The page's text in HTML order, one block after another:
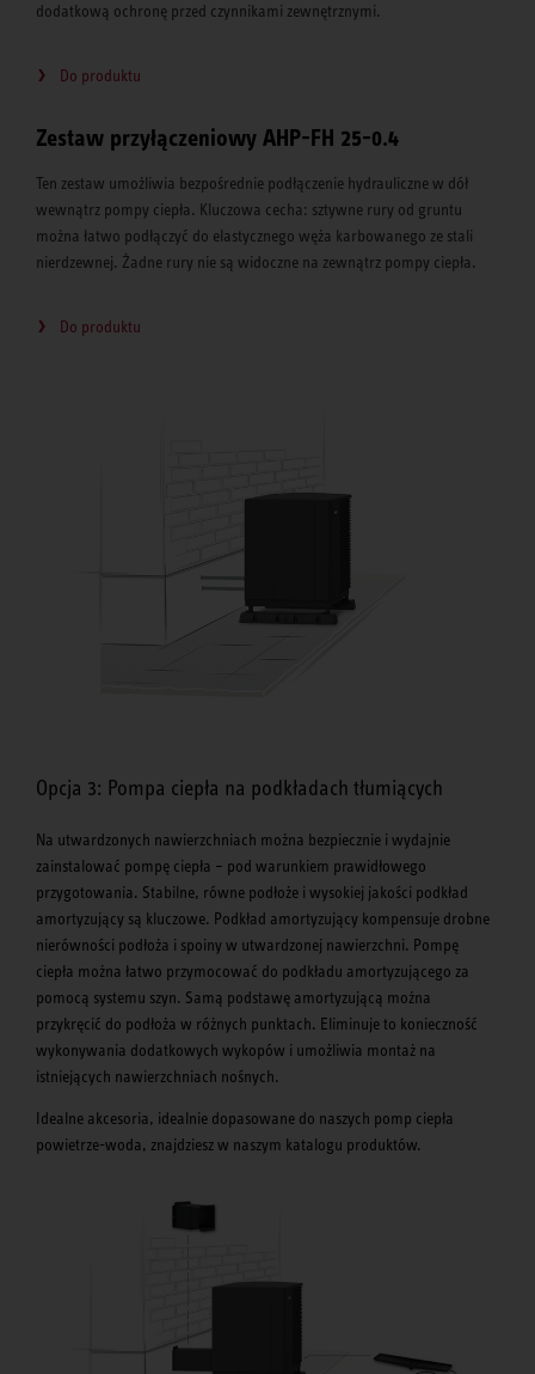
dodatkową ochronę przed czynnikami zewnętrznymi.
Do produktu
Zestaw przyłączeniowy AHP-FH 25-0.4
Ten zestaw umożliwia bezpośrednie podłączenie hydrauliczne w dół
wewnątrz pompy ciepła. Kluczowa cecha: sztywne rury od gruntu
można łatwo podłączyć do elastycznego węża karbowanego ze stali
nierdzewnej. Żadne rury nie są widoczne na zewnątrz pompy ciepła.
Do produktu
Opcja 3: Pompa ciepła na podkładach tłumiących
Na utwardzonych nawierzchniach można bezpiecznie i wydajnie
zainstalować pompę ciepła – pod warunkiem prawidłowego
przygotowania. Stabilne, równe podłoże i wysokiej jakości podkład
amortyzujący są kluczowe. Podkład amortyzujący kompensuje drobne
nierówności podłoża i spoiny w utwardzonej nawierzchni. Pompę
ciepła można łatwo przymocować do podkładu amortyzującego za
pomocą systemu szyn. Samą podstawę amortyzującą można
przykręcić do podłoża w różnych punktach. Eliminuje to konieczność
wykonywania dodatkowych wykopów i umożliwia montaż na
istniejących nawierzchniach nośnych.
Idealne akcesoria, idealnie dopasowane do naszych pomp ciepła
powietrze-woda, znajdziesz w naszym katalogu produktów.